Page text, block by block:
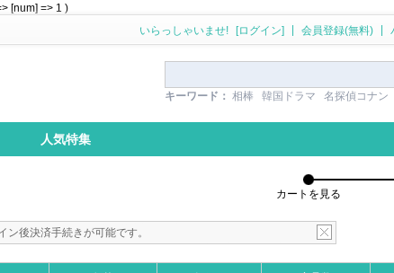
[num] => 1 )
いらっしゃいませ! [ログイン] 会員登録(無料)
キーワード： 相棒 韓国ドラマ 名探偵コナン
人気特集
カートを見る
ン後決済手続きが可能です。